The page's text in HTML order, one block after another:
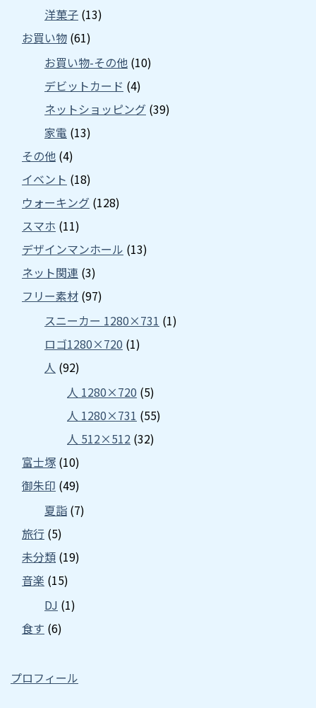
洋菓子 (13)
お買い物 (61)
お買い物-その他 (10)
デビットカード (4)
ネットショッピング (39)
家電 (13)
その他 (4)
イベント (18)
ウォーキング (128)
スマホ (11)
デザインマンホール (13)
ネット関連 (3)
フリー素材 (97)
スニーカー 1280×731 (1)
ロゴ1280×720 (1)
人 (92)
人 1280×720 (5)
人 1280×731 (55)
人 512×512 (32)
富士塚 (10)
御朱印 (49)
夏詣 (7)
旅行 (5)
未分類 (19)
音楽 (15)
DJ (1)
食す (6)
プロフィール